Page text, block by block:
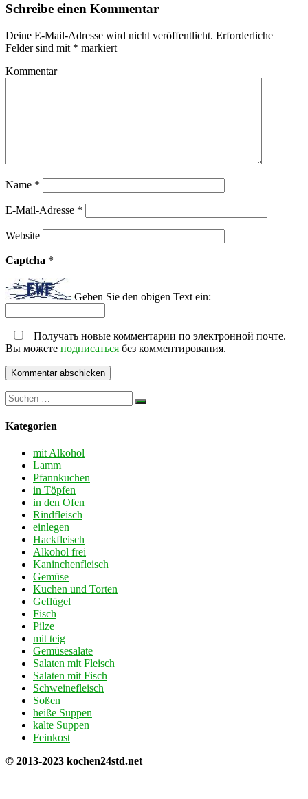
Schreibe einen Kommentar
Deine E-Mail-Adresse wird nicht veröffentlicht. Erforderliche
Felder sind mit * markiert
Kommentar
Name *
E-Mail-Adresse *
Website
Captcha *
Geben Sie den obigen Text ein:
Получать новые комментарии по электронной почте.
Вы можете подписаться без комментирования.
Kategorien
mit Alkohol
Lamm
Pfannkuchen
in Töpfen
in den Ofen
Rindfleisch
einlegen
Hackfleisch
Alkohol frei
Kaninchenfleisch
Gemüse
Kuchen und Torten
Geflügel
Fisch
Pilze
mit teig
Gemüsesalate
Salaten mit Fleisch
Salaten mit Fisch
Schweinefleisch
Soßen
heiße Suppen
kalte Suppen
Feinkost
© 2013-2023 kochen24std.net